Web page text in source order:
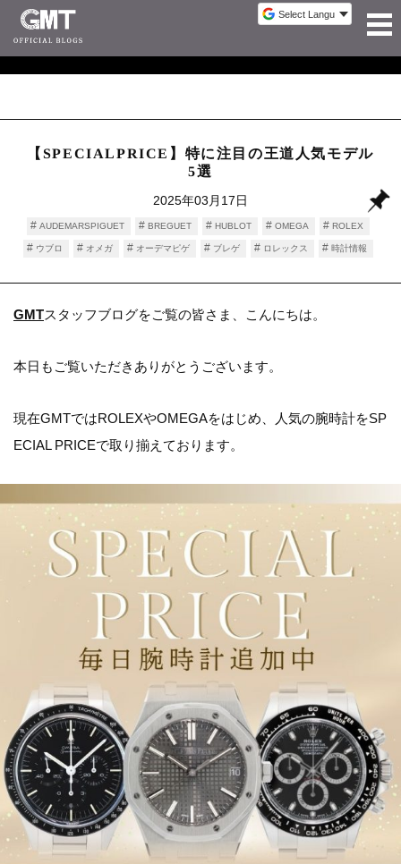
【SPECIALPRICE】特に注目の王道人気モデル
5選
2025年03月17日
AUDEMARSPIGUET BREGUET HUBLOT OMEGA ROLEX
ウブロ オメガ オーデマピゲ ブレゲ ロレックス 時計情報
GMTスタッフブログをご覧の皆さま、こんにちは。
本日もご覧いただきありがとうございます。
現在GMTではROLEXやOMEGAをはじめ、人気の腕時計をSP
ECIAL PRICEで取り揃えております。